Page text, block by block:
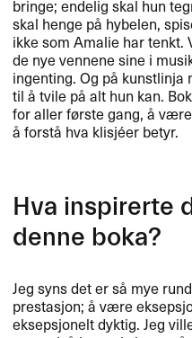
bringe; endelig skal hun
skal henge på hybelen,
ikke som Amalie har
de nye vennene sine i
ingenting. Og på
til å tvile på alt hun kan.
for aller første gang, å
å forstå hva klisjéer betyr.
Hva inspirerte
denne boka?
Jeg syns det er så mye
prestasjon; å være
eksepsjonelt dyktig. Jeg